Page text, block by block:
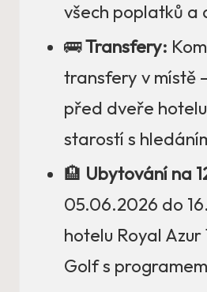
všech poplatků a
🚌Transfery:
transfery v místě
před dveře
starostí s
🏨 Ubytování na
05.06.2026 do
hotelu Royal
Golf s